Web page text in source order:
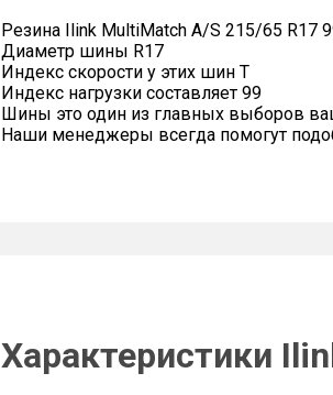
Резина Ilink MultiMatch A/S 215/65 R17
Диаметр шины R17
Индекс скорости у этих шин T
Индекс нагрузки составляет 99
Шины это один из главных выборов
Наши менеджеры всегда помогут
Характеристики